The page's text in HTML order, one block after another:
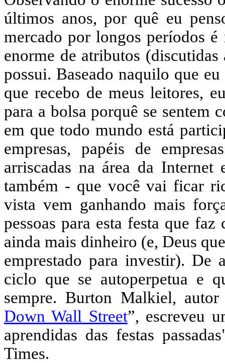
últimos anos, por quê eu
mercado por longos períodos
enorme de atributos
possui. Baseado naquilo que
que recebo de meus leitores,
para a bolsa porquê se sentem
em que todo mundo está
empresas, papéis de
arriscadas na área da
também - que você vai ficar
vista vem ganhando mais
pessoas para esta festa que
ainda mais dinheiro (e, Deus
emprestado para investir). De
ciclo que se autoperpetua e
sempre. Burton Malkiel,
Down Wall Street”, escreveu
aprendidas das festas
Times.